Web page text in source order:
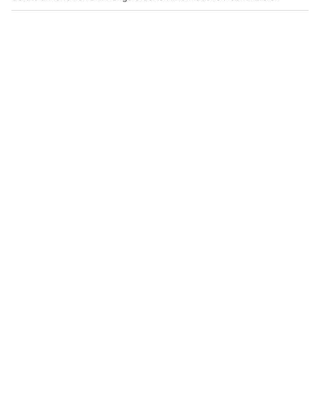
Nürburg
Nürburg